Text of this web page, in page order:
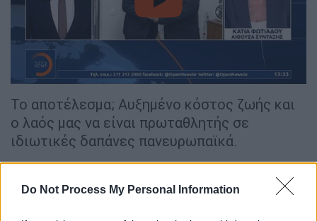
Do Not Process My Personal Information
video
Το αποτέλεσμα; Αυξημένο κόστος ζωής και
ο λαός μας να είναι πρωταθλητής σε
ιδιωτικές δαπάνες πανευρωπαϊκά.
Σύστημα Υγείας να αναγεννηθεί, να